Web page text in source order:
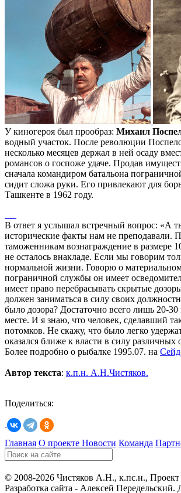
У киногероя был прообраз: Михаил
водный участок. После революции
несколько месяцев держал в ней осаду
романсов о госпоже удаче. Продав
сначала командиром батальона
сидит сложа руки. Его привлекают для
Ташкенте в 1962 году.
В ответ я услышал встречный вопрос: «А
исторические факты нам не преподавали.
таможенникам вознаграждение в размере
не осталось внакладе. Если мы говорим
нормальной жизни. Говорю о
пограничной службы он имеет
имеет право перебрасывать скрытые
должен заниматься в силу своих
было дозора? Достаточно всего лишь 20-
месте. И я знаю, что человек, сделавший
потомков. Не скажу, что было легко
оказался ближе к власти в силу различных
Более подробно о рыбалке 1995.07. на
Автор текста: к.п.н. А.Н.Чистяков.
Поделиться:
Главная О проекте Новости Команда
© 2008-2026 Чистяков А.Н., к.пс.н.,
Разработка сайта - Алексей Передельский.